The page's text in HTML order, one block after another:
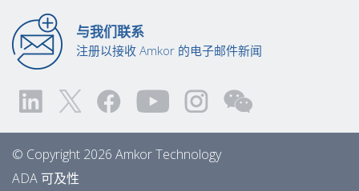
与我们联系
注册以接收 Amkor 的电子邮件新闻
© Copyright 2026 Amkor Technology
ADA 可及性